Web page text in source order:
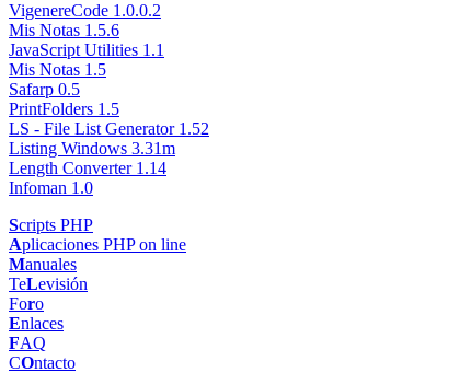
VigenereCode 1.0.0.2
Mis Notas 1.5.6
JavaScript Utilities 1.1
Mis Notas 1.5
Safarp 0.5
PrintFolders 1.5
LS - File List Generator 1.52
Listing Windows 3.31m
Length Converter 1.14
Infoman 1.0
Scripts PHP
Aplicaciones PHP on line
Manuales
TeLevisión
Foro
Enlaces
FAQ
COntacto